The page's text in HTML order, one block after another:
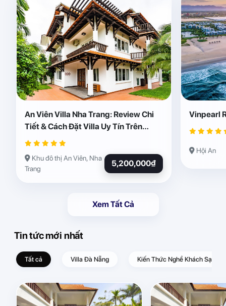
An Viên Villa Nha Trang: Review Chi
Tiết & Cách Đặt Villa Uy Tín Trên
Abogo
Khu đô thị An Viên, Nha
Trang
5,200,000₫
Vinpearl
Hội An
Xem Tất Cả
Tin tức mới nhất
Tất cả Villa Đà Nẵng Kiến Thức Nghề Khách Sạn –